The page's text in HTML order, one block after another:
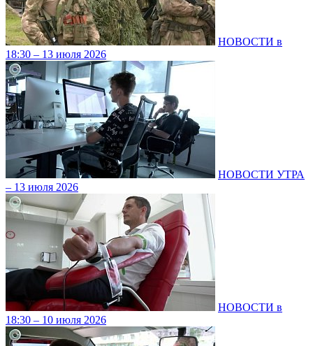
НОВОСТИ в
18:30 – 13 июля 2026
НОВОСТИ УТРА
– 13 июля 2026
НОВОСТИ в
18:30 – 10 июля 2026